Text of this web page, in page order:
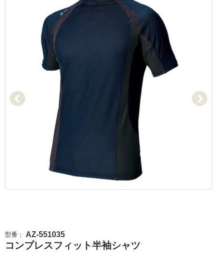
型番 ： AZ-551035
コンプレスフィット半袖シャツ